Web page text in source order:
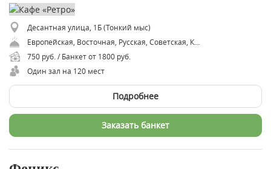
Десантная улица, 1Б (Тонкий мыс)
750 руб. / Банкет от 1800 руб.
Один зал на 120 мест
Подробнее
Заказать банкет